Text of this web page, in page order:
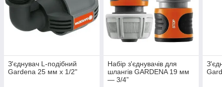
З'єднувач L-подібний
Gardena 25 мм x 1/2"
Набір з'єднувачів для
шлангів GARDENA 19 мм
— 3/4”